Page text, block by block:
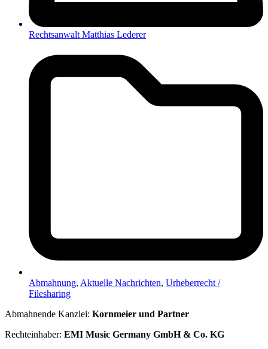
Rechtsanwalt Matthias Lederer
Abmahnung, Aktuelle Nachrichten, Urheberrecht /
Filesharing
Abmahnende Kanzlei: Kornmeier und Partner
Rechteinhaber: EMI Music Germany GmbH & Co. KG